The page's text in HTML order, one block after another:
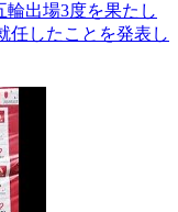
出場3度を果たし
任したことを発表し